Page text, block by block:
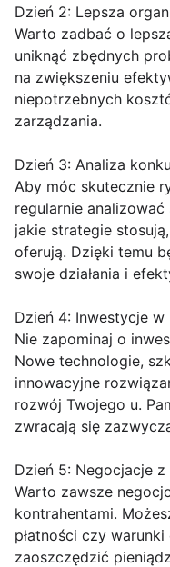
Dzień 2: Lepsza
Warto zadbać o
uniknąć zbędnych
na zwiększeniu
niepotrzebnych
zarządzania.
Dzień 3: Analiza
Aby móc skutecznie
regularnie
jakie strategie
oferują. Dzięki temu
swoje działania i
Dzień 4: Inwestycje w
Nie zapominaj o
Nowe technologie,
innowacyjne
rozwój Twojego u.
zwracają się
Dzień 5: Negocjacje
Warto zawsze
kontrahentami.
płatności czy
zaoszczędzić